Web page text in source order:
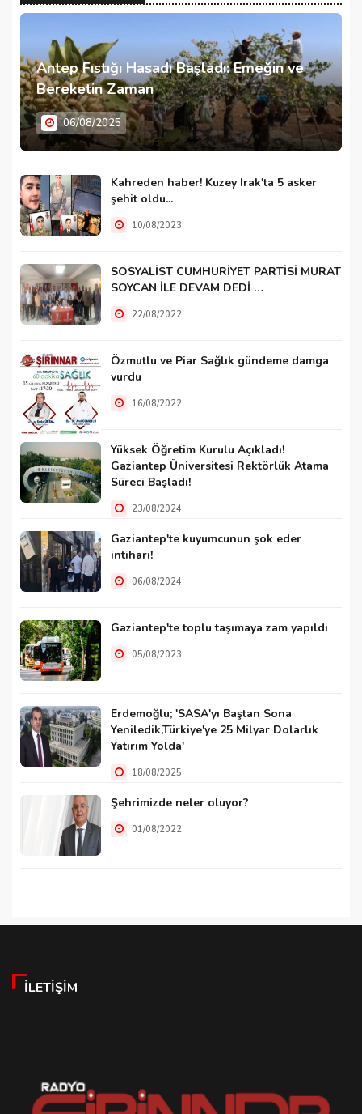
Antep Fıstığı Hasadı Başladı: Emeğin ve
Bereketin Zaman
06/08/2025
Kahreden haber! Kuzey Irak'ta 5 asker
şehit oldu...
10/08/2023
SOSYALİST CUMHURİYET PARTİSİ MURAT
SOYCAN İLE DEVAM DEDİ …
22/08/2022
Özmutlu ve Piar Sağlık gündeme damga
vurdu
16/08/2022
Yüksek Öğretim Kurulu Açıkladı!
Gaziantep Üniversitesi Rektörlük Atama
Süreci Başladı!
23/08/2024
Gaziantep'te kuyumcunun şok eder
intiharı!
06/08/2024
Gaziantep'te toplu taşımaya zam yapıldı
05/08/2023
Erdemoğlu; 'SASA'yı Baştan Sona
Yeniledik,Türkiye'ye 25 Milyar Dolarlık
Yatırım Yolda'
18/08/2025
Şehrimizde neler oluyor?
01/08/2022
İLETIŞIM